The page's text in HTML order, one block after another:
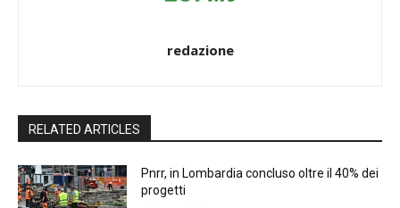
redazione
RELATED ARTICLES
Pnrr, in Lombardia concluso oltre il 40% dei
progetti